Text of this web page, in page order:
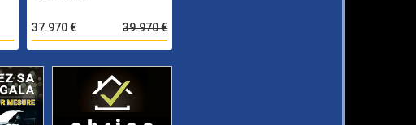
39.970 €
37.970 €